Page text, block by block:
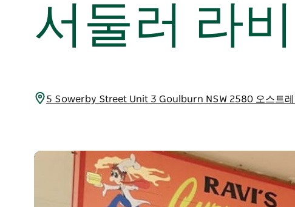
서둘러 라비
5 Sowerby Street Unit 3 Goulburn NSW 2580 오스트